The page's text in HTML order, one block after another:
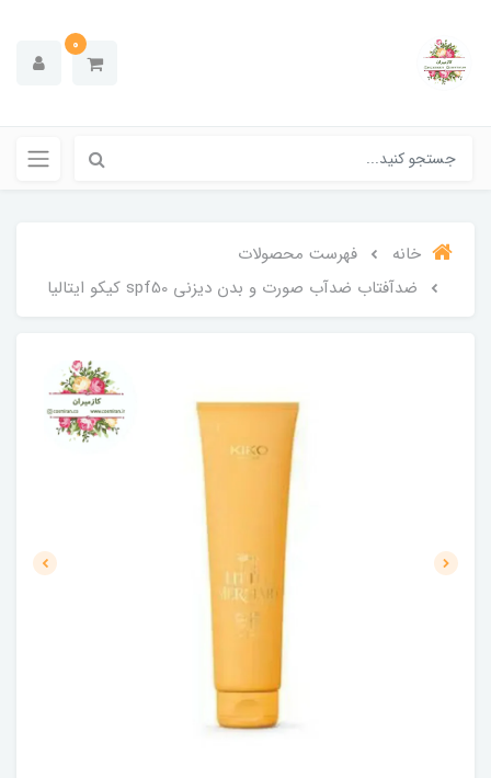
0
خانه
فهرست محصولات
ضدآفتاب ضدآب صورت و بدن دیزنی spf50 کیکو ایتالیا